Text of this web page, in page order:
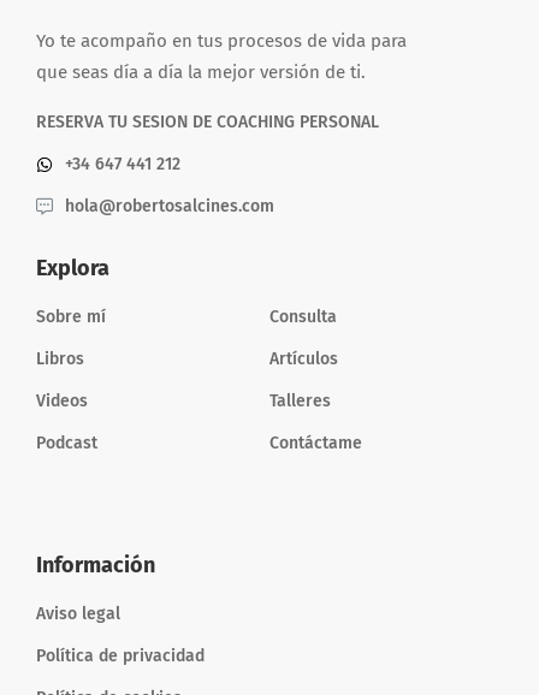
Yo te acompaño en tus procesos de vida para
que seas día a día la mejor versión de ti.
RESERVA TU SESION DE COACHING PERSONAL
+34 647 441 212
hola@robertosalcines.com
Explora
Sobre mí Consulta
Libros Artículos
Videos Talleres
Podcast Contáctame
Información
Aviso legal
Política de privacidad